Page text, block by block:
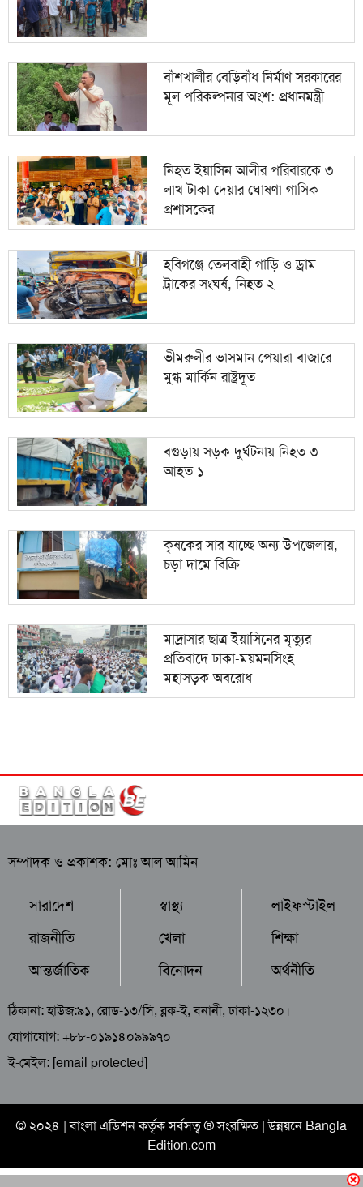
১০ বেরোবি সনাতনী বিদার্থী সংসদের নেতৃত্বে কাকলী-শুভ
বাঁশখালীর বেড়িবাঁধ নির্মাণ সরকারের
মূল পরিকল্পনার অংশ: প্রধানমন্ত্রী
নিহত ইয়াসিন আলীর পরিবারকে ৩
লাখ টাকা দেয়ার ঘোষণা গাসিক
প্রশাসকের
হবিগঞ্জে তেলবাহী গাড়ি ও ড্রাম
ট্রাকের সংঘর্ষ, নিহত ২
ভীমরুলীর ভাসমান পেয়ারা বাজারে
মুগ্ধ মার্কিন রাষ্ট্রদূত
বগুড়ায় সড়ক দুর্ঘটনায় নিহত ৩
আহত ১
কৃষকের সার যাচ্ছে অন্য উপজেলায়,
চড়া দামে বিক্রি
মাদ্রাসার ছাত্র ইয়াসিনের মৃত্যুর
প্রতিবাদে ঢাকা-ময়মনসিংহ
মহাসড়ক অবরোধ
সম্পাদক ও প্রকাশক: মোঃ আল আমিন
সারাদেশ
রাজনীতি
আন্তর্জাতিক
স্বাস্থ্য
খেলা
বিনোদন
লাইফস্টাইল
শিক্ষা
অর্থনীতি
ঠিকানা: হাউজ:৯১, রোড-১৩/সি, ব্লক-ই, বনানী, ঢাকা-১২৩০।
যোগাযোগ: +৮৮-০১৯১৪০৯৯৯৭০
ই-মেইল: [email protected]
© ২০২৪ |বাংলা এডিশনকর্তৃক সর্বসত্ব ® সংরক্ষিত | উন্নয়নে Bangla
Edition.com